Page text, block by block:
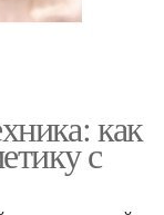
как
с